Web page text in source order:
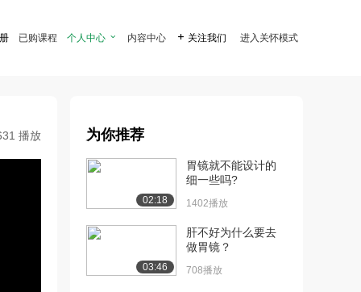
已购课程 个人中心  内容中心  关注我们 进入关怀模式
播放 为你推荐
02:18
胃镜就不能设计的
细一些吗?
1402播放
03:46
肝不好为什么要去
做胃镜？
708播放